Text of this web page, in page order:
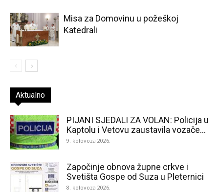
Misa za Domovinu u požeškoj
Katedrali
Aktualno
PIJANI SJEDALI ZA VOLAN: Policija u
Kaptolu i Vetovu zaustavila vozače...
9. kolovoza 2026.
Započinje obnova župne crkve i
Svetišta Gospe od Suza u Pleternici
8. kolovoza 2026.